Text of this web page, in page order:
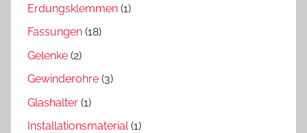
Erdungsklemmen (1)
Fassungen (18)
Gelenke (2)
Gewinderohre (3)
Glashalter (1)
Installationsmaterial(1)